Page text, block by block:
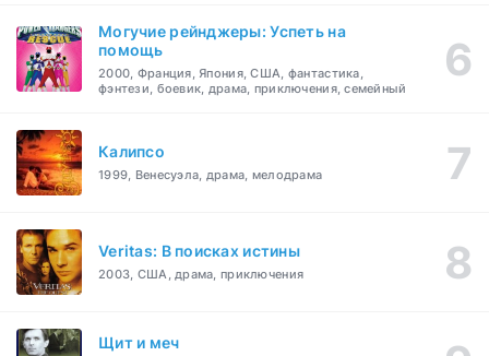
Могучие рейнджеры: Успеть на
помощь
2000, Франция, Япония, США, фантастика,
фэнтези, боевик, драма, приключения, семейный
Калипсо
1999, Венесуэла, драма, мелодрама
Veritas: В поисках истины
2003, США, драма, приключения
Щит и меч